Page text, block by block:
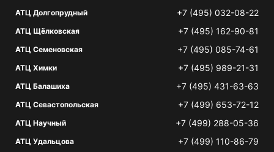
АТЦ Долгопрудный +7 (495) 032-08-22
АТЦ Щёлковская +7 (495) 162-90-81
АТЦ Семеновская +7 (495) 085-74-61
АТЦ Химки +7 (495) 989-21-31
АТЦ Балашиха +7 (495) 431-63-63
АТЦ Севастопольская +7 (499) 653-72-12
АТЦ Научный +7 (499) 288-05-36
АТЦ Удальцова +7 (499) 110-86-79